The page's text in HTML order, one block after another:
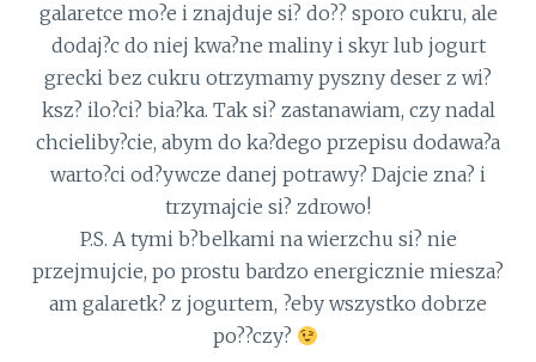
galaretce mo?e i znajduje si? do?? sporo cukru, ale
dodaj?c do niej kwa?ne maliny i skyr lub jogurt
grecki bez cukru otrzymamy pyszny deser z wi?
ksz? ilo?ci? bia?ka. Tak si? zastanawiam, czy nadal
chcieliby?cie, abym do ka?dego przepisu dodawa?a
warto?ci od?ywcze danej potrawy? Dajcie zna? i
trzymajcie si? zdrowo!
P.S. A tymi b?belkami na wierzchu si? nie
przejmujcie, po prostu bardzo energicznie miesza?
am galaretk? z jogurtem, ?eby wszystko dobrze
po??czy?